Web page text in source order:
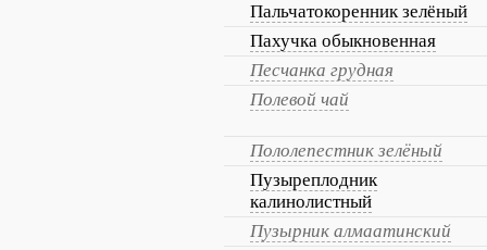
Пальчатокоренник зелёный
Пахучка обыкновенная
Песчанка грудная
Полевой чай
Пололепестник зелёный
Пузыреплодник
калинолистный
Пузырник алмаатинский